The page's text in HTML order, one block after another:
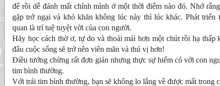
để rồi dễ đánh mất chính mình ở một thời điểm nào đó. Nhớ
gặp trở ngại và khó khăn không lúc này thì lúc khác. Phát triển
quan là trí tuệ tuyệt vời của con người.
Hãy học cách thờ ơ, tự do và thoải mái hơn một chút rồi hạ thấp
đâu cuộc sống sẽ trở nên viên mãn và thú vị hơn!
Điều tưởng chừng rất đơn giản nhưng thực sự hiếm có với con
tim bình thường.
Với trái tim bình thường, bạn sẽ không lo lắng về được mất trong